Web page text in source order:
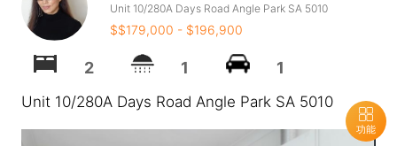
功能
Unit 10/280A Days Road Angle Park SA 5010
$$179,000 - $196,900
2 1 1
Unit 10/280A Days Road Angle Park SA 5010